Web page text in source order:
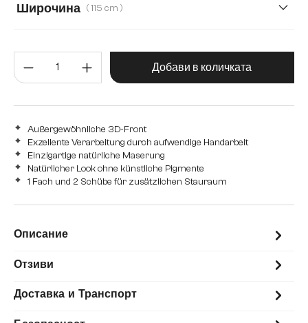
Широчина ( 115 cm )
Количество на продукта:
Добави в количката
Außergewöhnliche 3D-Front
Exzellente Verarbeitung durch aufwendige Handarbeit
Einzigartige natürliche Maserung
Natürlicher Look ohne künstliche Pigmente
1 Fach und 2 Schübe für zusätzlichen Stauraum
Описание
Отзиви
Доставка и Транспорт